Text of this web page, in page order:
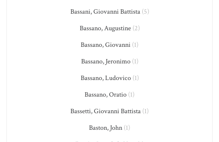
Bassani, Giovanni Battista(5)
Bassano, Augustine(2)
Bassano, Giovanni (1)
Bassano, Jeronimo(1)
Bassano, Ludovico(1)
Bassano, Oratio (1)
Bassetti, Giovanni Battista (1)
Baston, John (1)